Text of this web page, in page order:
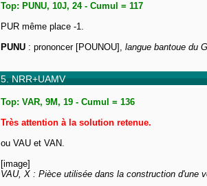
Top: PUNU, 10J, 24 - Cumul = 117
PUR même place -1.
PUNU : prononcer [POUNOU], langue bantoue du
5. NRR+UAMV
Top: VAR, 9M, 19 - Cumul = 136
Très attention à la solution retenue.
ou VAU et VAN.
[image]
VAU, X : Pièce utilisée dans la construction d'une